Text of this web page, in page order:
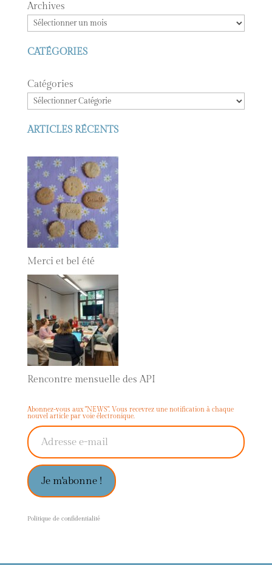
Archives
CATÉGORIES
Catégories
ARTICLES RÉCENTS
Merci et bel été
Rencontre mensuelle des API
Abonnez-vous aux "NEWS". Vous recevrez une notification à chaque
nouvel article par voie électronique.
Je m'abonne !
Politique de confidentialité